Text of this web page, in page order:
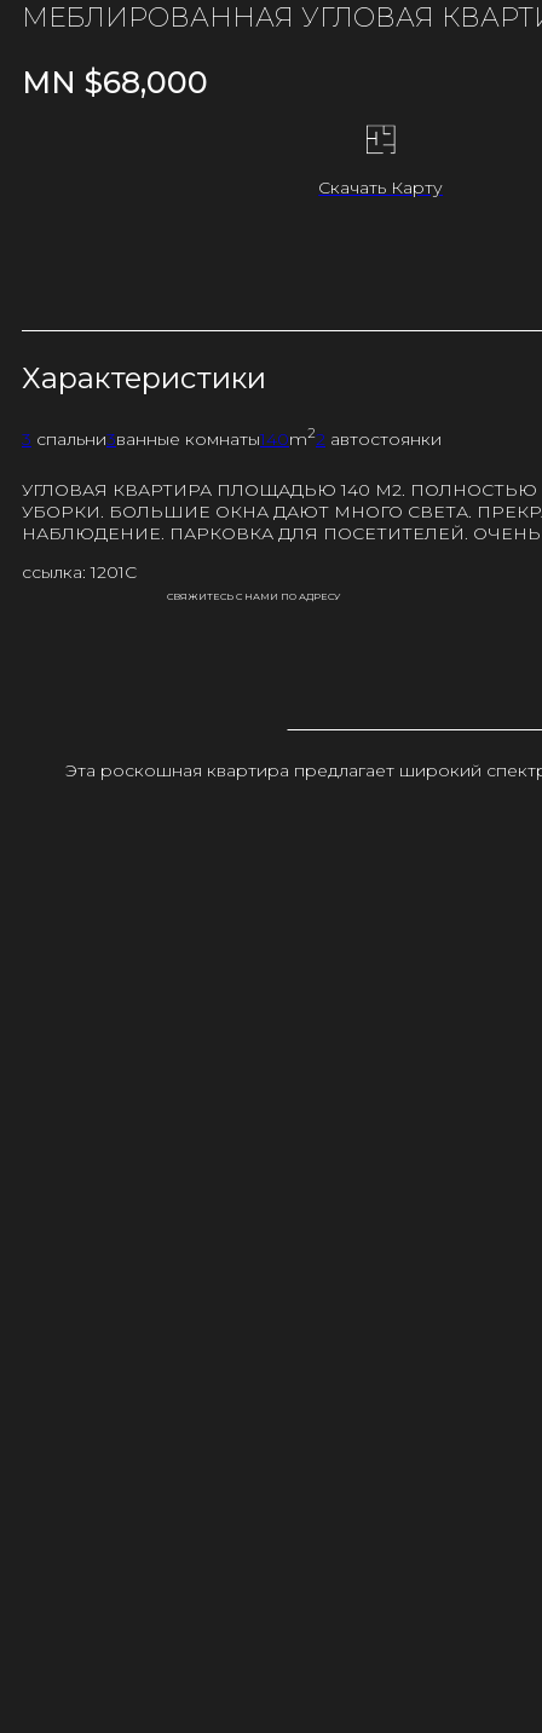
МЕБЛИРОВАННАЯ УГЛОВАЯ
MN $68,000
Скачать Карту
Характеристики
3 спальни3ванные комнаты140m22 автостоянки
УГЛОВАЯ КВАРТИРА ПЛОЩАДЬЮ 140 М2.
УБОРКИ. БОЛЬШИЕ ОКНА ДАЮТ МНОГО СВЕТА.
НАБЛЮДЕНИЕ. ПАРКОВКА ДЛЯ ПОСЕТИТЕЛЕЙ.
ссылка: 1201C
СВЯЖИТЕСЬ С НАМИ ПО АДРЕСУ
Эта роскошная квартира предлагает широкий